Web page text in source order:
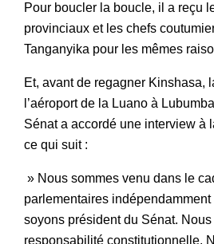
Pour boucler la boucle, il a reçu
provinciaux et les chefs
Tanganyika pour les mêmes
Et, avant de regagner Kinshasa,
l’aéroport de la Luano à
Sénat a accordé une interview à
ce qui suit :
» Nous sommes venu dans le
parlementaires
soyons président du Sénat.
responsabilité constitutionnelle.